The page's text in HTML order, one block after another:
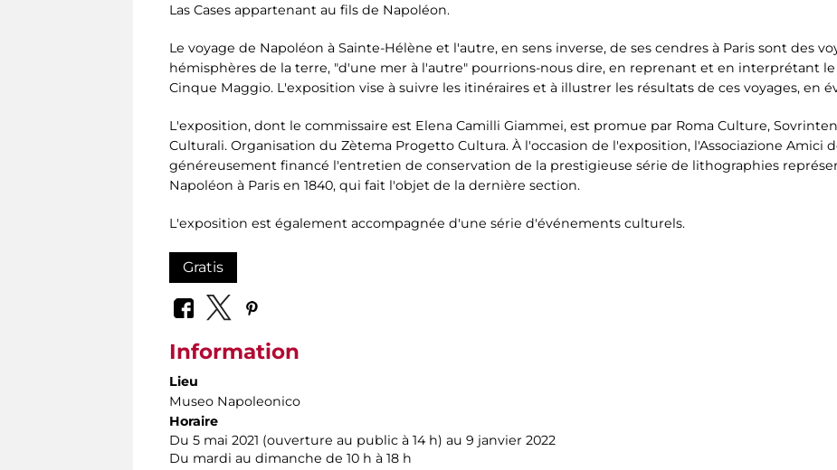
Las Cases appartenant au fils de Napoléon.
Le voyage de Napoléon à Sainte-Hélène et l'autre, en sens inverse, de ses cendres à Paris sont des
hémisphères de la terre, "d'une mer à l'autre" pourrions-nous dire, en reprenant et en interprétant le
Cinque Maggio. L'exposition vise à suivre les itinéraires et à illustrer les résultats de ces voyages, en
L'exposition, dont le commissaire est Elena Camilli Giammei, est promue par Roma Culture,
Culturali. Organisation du Zètema Progetto Cultura. À l'occasion de l'exposition, l'Associazione Amici
généreusement financé l'entretien de conservation de la prestigieuse série de lithographies
Napoléon à Paris en 1840, qui fait l'objet de la dernière section.
L'exposition est également accompagnée d'une série d'événements culturels.
Gratis
Information
Lieu
Museo Napoleonico
Horaire
Du 5 mai 2021 (ouverture au public à 14 h) au 9 janvier 2022
Du mardi au dimanche de 10 h à 18 h